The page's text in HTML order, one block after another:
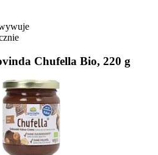
Chufella Bio, 220 g